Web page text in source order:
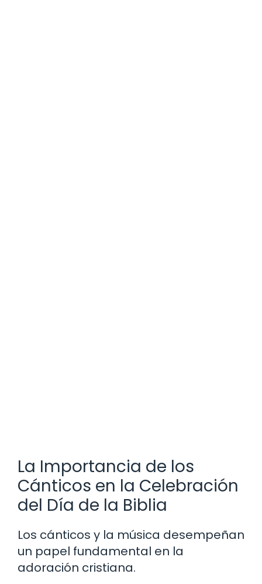
La Importancia de los
Cánticos en la Celebración
del Día de la Biblia
Los cánticos y la música desempeñan
un papel fundamental en la
adoración cristiana.